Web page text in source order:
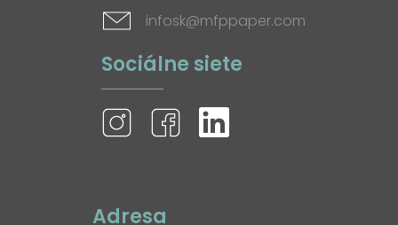
infosk@mfppaper.com
Sociálne siete
Adresa